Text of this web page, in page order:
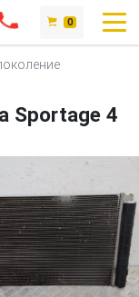
0
Sportage 4